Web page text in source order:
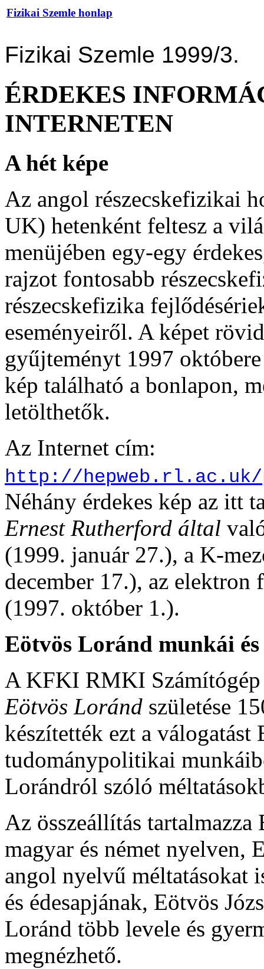
Fizikai Szemle honlap
Fizikai Szemle 1999/3.
ÉRDEKES
INTERNETEN
A hét képe
Az angol részecskefizikai
UK) hetenként feltesz a
menüjében egy-egy
rajzot fontosabb
részecskefizika
eseményeiről. A képet
gyűjteményt 1997
kép található a bonlapon,
letölthetők.
Az Internet cím:
http://hepweb.rl.ac.uk/
Néhány érdekes kép az itt
Ernest Rutherford által
(1999. január 27.), a K-
december 17.), az elektron
(1997. október 1.).
Eötvös Loránd munkái és
A KFKI RMKI
Eötvös Loránd születése
készítették ezt a
tudománypolitikai
Lorándról szóló
Az összeállítás
magyar és német nyelven,
angol nyelvű méltatásokat
és édesapjának, Eötvös
Loránd több levele és
megnézhető.